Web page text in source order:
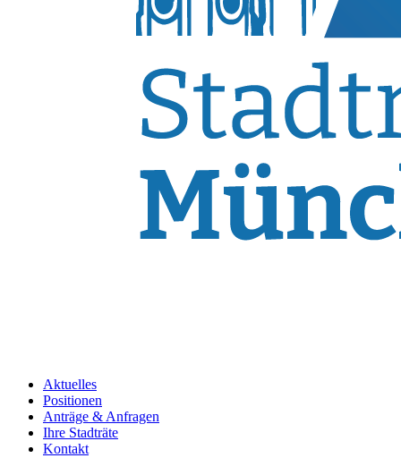
Aktuelles
Positionen
Anträge & Anfragen
Ihre Stadträte
Kontakt